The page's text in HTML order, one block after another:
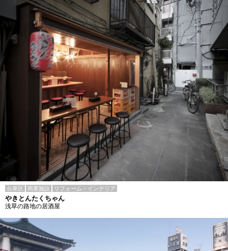
台東区 商業施設 リフォーム・インテリア
やきとんたくちゃん
浅草の路地の居酒屋